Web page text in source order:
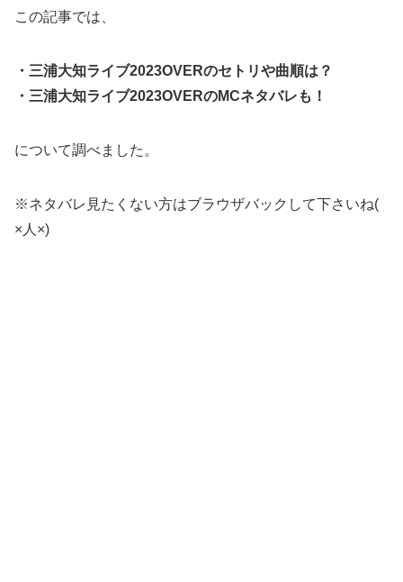
この記事では、
・三浦大知ライブ2023OVERのセトリや曲順は？
・三浦大知ライブ2023OVERのMCネタバレも！
について調べました。
※ネタバレ見たくない方はブラウザバックして下さいね(
×人×)